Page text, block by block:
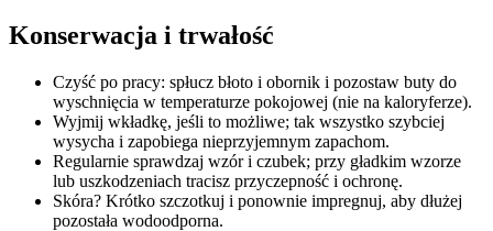
Konserwacja i trwałość
Czyść po pracy: spłucz błoto i obornik i pozostaw buty do
wyschnięcia w temperaturze pokojowej (nie na kaloryferze).
Wyjmij wkładkę, jeśli to możliwe; tak wszystko szybciej
wysycha i zapobiega nieprzyjemnym zapachom.
Regularnie sprawdzaj wzór i czubek; przy gładkim wzorze
lub uszkodzeniach tracisz przyczepność i ochronę.
Skóra? Krótko szczotkuj i ponownie impregnuj, aby dłużej
pozostała wodoodporna.